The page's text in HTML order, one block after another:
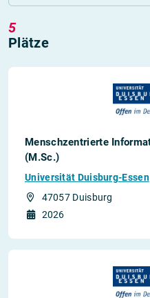
5
Plätze
Menschzentrierte
(M.Sc.)
Universität Duisburg-Essen
47057 Duisburg
2026